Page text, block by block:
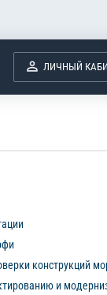
ЛИЧНЫЙ
конструкций
и